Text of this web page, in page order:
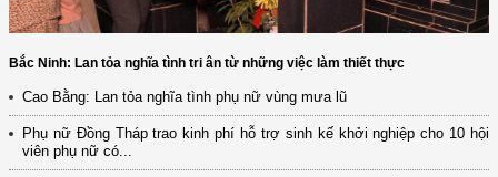
Bắc Ninh: Lan tỏa nghĩa tình tri ân từ những việc làm thiết thực
Cao Bằng: Lan tỏa nghĩa tình phụ nữ vùng mưa lũ
Phụ nữ Đồng Tháp trao kinh phí hỗ trợ sinh kế khởi nghiệp cho 10 hội
viên phụ nữ có...